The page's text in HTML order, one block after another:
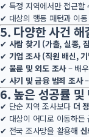
✔ 특정 지역에서만 접근할
✔ 대상의 행동 패턴과 이
5. 다양한 사건 해
✔ 사람 찾기 (가출, 실종,
✔ 기업 조사 (직원 배신,
✔ 불륜 및 외도 조사– 배우
✔ 사기 및 금융 범죄 조사–
6. 높은 성공률 및
✔ 단순 지역 조사보다 더
✔ 대상이 어디로 이동하든
✔ 전국 조사망을 활용해